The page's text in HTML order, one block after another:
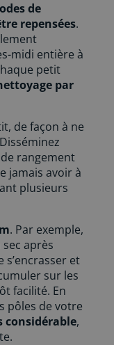
de
repensées.
midi entière à
petit
par
de façon à ne
rangement
jamais avoir à
plusieurs
. Par exemple,
après
s’encrasser et
sur les
facilité. En
pôles de votre
considérable,